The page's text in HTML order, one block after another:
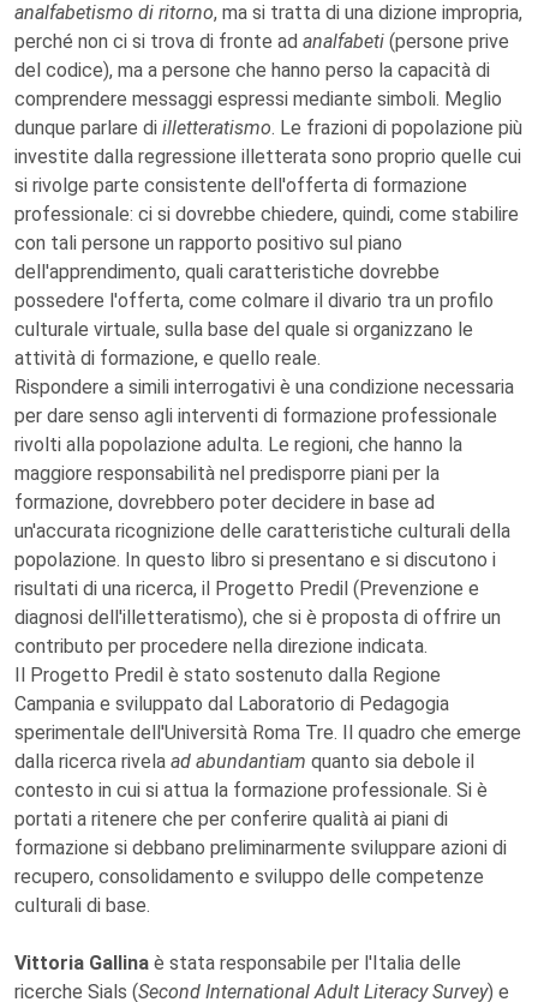
analfabetismo di ritorno, ma si tratta di una dizione impropria,
perché non ci si trova di fronte ad analfabeti (persone prive
del codice), ma a persone che hanno perso la capacità di
comprendere messaggi espressi mediante simboli. Meglio
dunque parlare di illetteratismo. Le frazioni di popolazione più
investite dalla regressione illetterata sono proprio quelle cui
si rivolge parte consistente dell'offerta di formazione
professionale: ci si dovrebbe chiedere, quindi, come stabilire
con tali persone un rapporto positivo sul piano
dell'apprendimento, quali caratteristiche dovrebbe
possedere l'offerta, come colmare il divario tra un profilo
culturale virtuale, sulla base del quale si organizzano le
attività di formazione, e quello reale.
Rispondere a simili interrogativi è una condizione necessaria
per dare senso agli interventi di formazione professionale
rivolti alla popolazione adulta. Le regioni, che hanno la
maggiore responsabilità nel predisporre piani per la
formazione, dovrebbero poter decidere in base ad
un'accurata ricognizione delle caratteristiche culturali della
popolazione. In questo libro si presentano e si discutono i
risultati di una ricerca, il Progetto Predil (Prevenzione e
diagnosi dell'illetteratismo), che si è proposta di offrire un
contributo per procedere nella direzione indicata.
Il Progetto Predil è stato sostenuto dalla Regione
Campania e sviluppato dal Laboratorio di Pedagogia
sperimentale dell'Università Roma Tre. Il quadro che emerge
dalla ricerca rivela ad abundantiam quanto sia debole il
contesto in cui si attua la formazione professionale. Si è
portati a ritenere che per conferire qualità ai piani di
formazione si debbano preliminarmente sviluppare azioni di
recupero, consolidamento e sviluppo delle competenze
culturali di base.
Vittoria Gallina è stata responsabile per l'Italia delle
ricerche Sials (Second International Adult Literacy Survey) e